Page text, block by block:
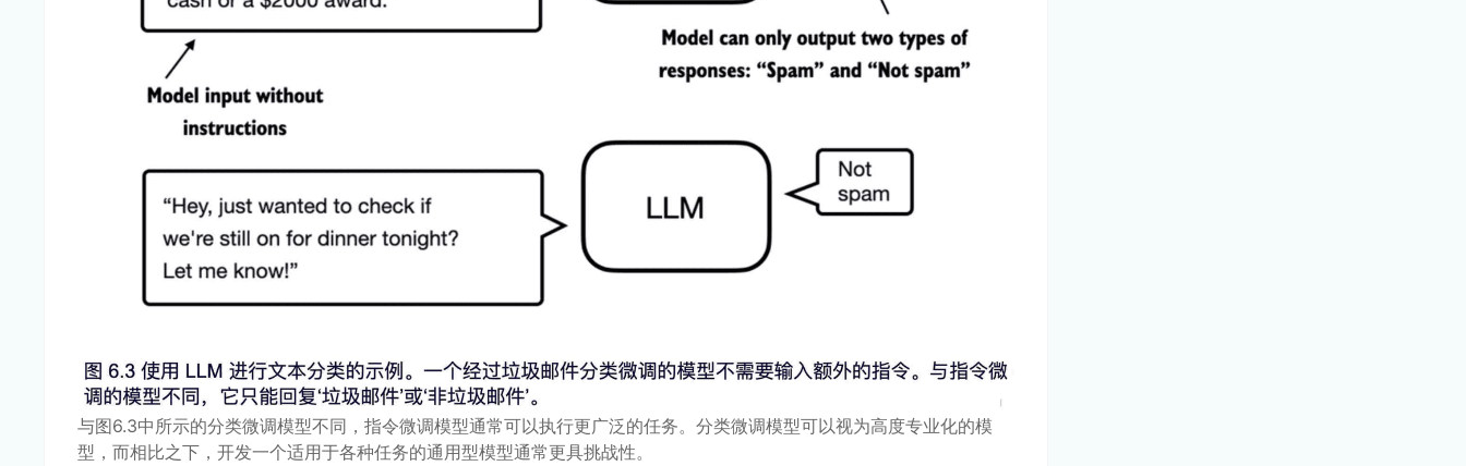
与图6.3中所示的分类微调模型不同，指令微调模型通常可以执行更广泛的任务。分类微调模型可以视为高度专业化的模
型，而相比之下，开发一个适用于各种任务的通用型模型通常更具挑战性。